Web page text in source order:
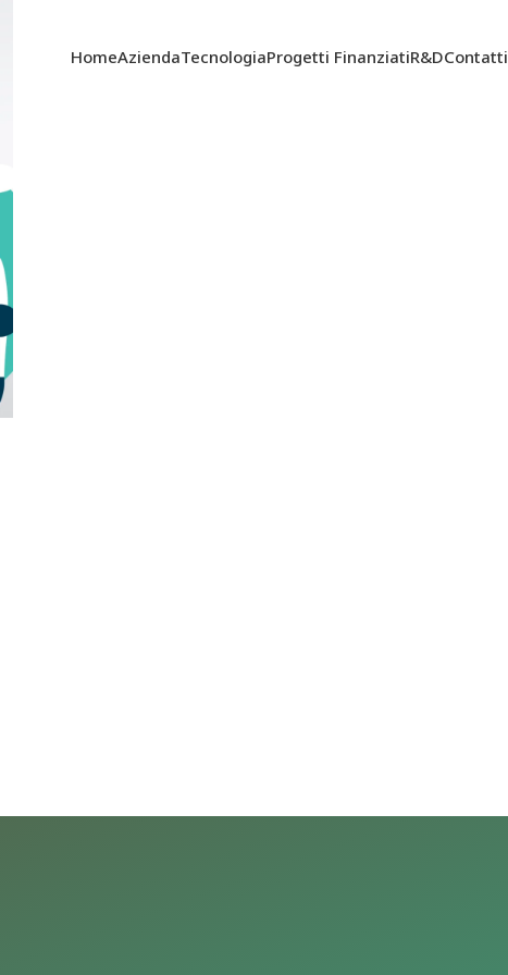
HomeAziendaTecnologiaProgetti FinanziatiR&DContatti